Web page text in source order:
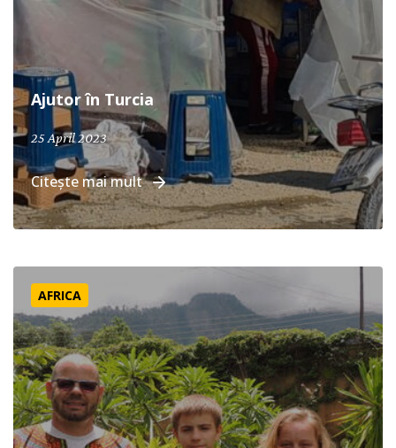
Ajutor în Turcia
25 April 2023
Citește mai mult
AFRICA